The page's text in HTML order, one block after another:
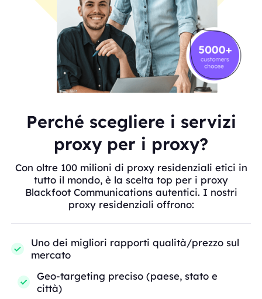
Perché scegliere i servizi
proxy per i proxy?
Con oltre 100 milioni di proxy residenziali etici in
tutto il mondo, è la scelta top per i proxy
Blackfoot Communications autentici. I nostri
proxy residenziali offrono:
Uno dei migliori rapporti qualità/prezzo sul
mercato
Geo-targeting preciso (paese, stato e
città)